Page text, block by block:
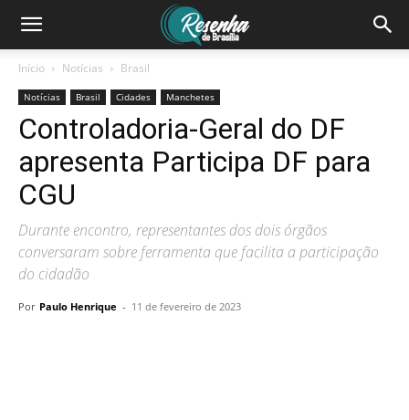
Início Notícias Brasil
Notícias Brasil Cidades Manchetes
Controladoria-Geral do DF
apresenta Participa DF para
CGU
Durante encontro, representantes dos dois órgãos
conversaram sobre ferramenta que facilita a participação
do cidadão
Por Paulo Henrique - 11 de fevereiro de 2023